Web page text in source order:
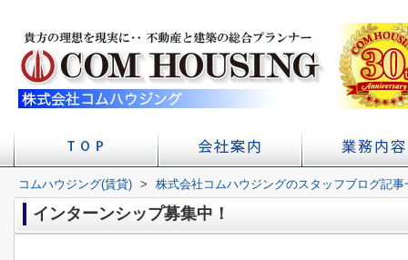
店舗へのアクセス
会社概要 初台の賃貸 不
賃貸経
学校
コムハウジング(賃貸) > 株式会社コムハウジングのスタッフブログ記事
インターンシップ募集中！